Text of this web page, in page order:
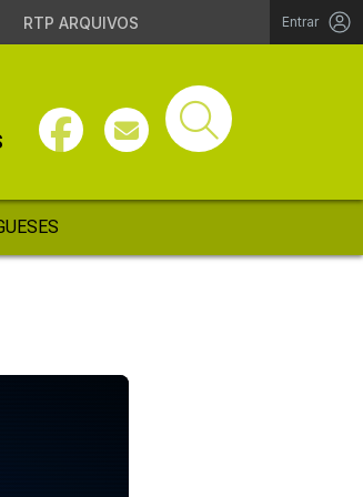
RTP ARQUIVOS Entrar